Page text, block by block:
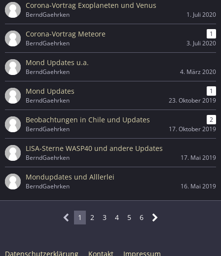
Corona-Vortrag Exoplaneten und Venus
BerndGaehrken 1. Juli 2020
Corona-Vortrag Meteore
1
BerndGaehrken
3. Juli 2020
Mond Updates u.a.
BerndGaehrken 4. März 2020
Mond Updates
1
BerndGaehrken
23. Oktober 2019
Beobachtungen in Chile und Updates
2
BerndGaehrken
17. Oktober 2019
LISA-Sterne WASP40 und andere Updates
BerndGaehrken 17. Mai 2019
Mondupdates und Alllerlei
BerndGaehrken 16. Mai 2019
1 2 3 4 5 6
Datenschutzerklärung Kontakt Impressum